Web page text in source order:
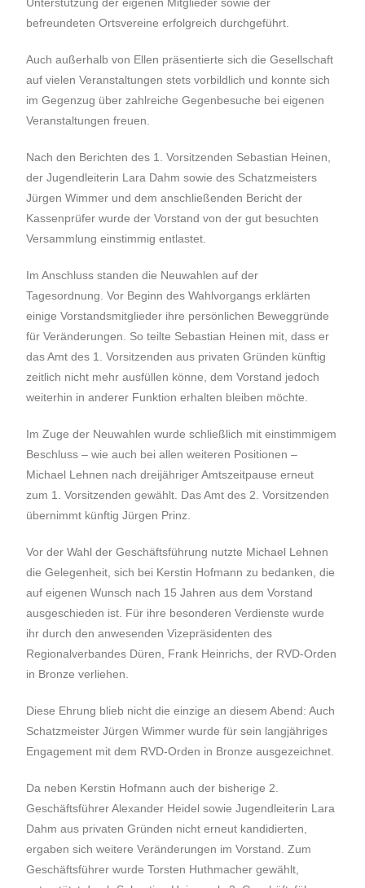
befreundeten Ortsvereine erfolgreich durchgeführt.
Auch außerhalb von Ellen präsentierte sich die Gesellschaft
auf vielen Veranstaltungen stets vorbildlich und konnte sich
im Gegenzug über zahlreiche Gegenbesuche bei eigenen
Veranstaltungen freuen.
Nach den Berichten des 1. Vorsitzenden Sebastian Heinen,
der Jugendleiterin Lara Dahm sowie des Schatzmeisters
Jürgen Wimmer und dem anschließenden Bericht der
Kassenprüfer wurde der Vorstand von der gut besuchten
Versammlung einstimmig entlastet.
Im Anschluss standen die Neuwahlen auf der
Tagesordnung. Vor Beginn des Wahlvorgangs erklärten
einige Vorstandsmitglieder ihre persönlichen Beweggründe
für Veränderungen. So teilte Sebastian Heinen mit, dass er
das Amt des 1. Vorsitzenden aus privaten Gründen künftig
zeitlich nicht mehr ausfüllen könne, dem Vorstand jedoch
weiterhin in anderer Funktion erhalten bleiben möchte.
Im Zuge der Neuwahlen wurde schließlich mit einstimmigem
Beschluss – wie auch bei allen weiteren Positionen –
Michael Lehnen nach dreijähriger Amtszeitpause erneut
zum 1. Vorsitzenden gewählt. Das Amt des 2. Vorsitzenden
übernimmt künftig Jürgen Prinz.
Vor der Wahl der Geschäftsführung nutzte Michael Lehnen
die Gelegenheit, sich bei Kerstin Hofmann zu bedanken, die
auf eigenen Wunsch nach 15 Jahren aus dem Vorstand
ausgeschieden ist. Für ihre besonderen Verdienste wurde
ihr durch den anwesenden Vizepräsidenten des
Regionalverbandes Düren, Frank Heinrichs, der RVD-Orden
in Bronze verliehen.
Diese Ehrung blieb nicht die einzige an diesem Abend: Auch
Schatzmeister Jürgen Wimmer wurde für sein langjähriges
Engagement mit dem RVD-Orden in Bronze ausgezeichnet.
Da neben Kerstin Hofmann auch der bisherige 2.
Geschäftsführer Alexander Heidel sowie Jugendleiterin Lara
Dahm aus privaten Gründen nicht erneut kandidierten,
ergaben sich weitere Veränderungen im Vorstand. Zum
Geschäftsführer wurde Torsten Huthmacher gewählt,